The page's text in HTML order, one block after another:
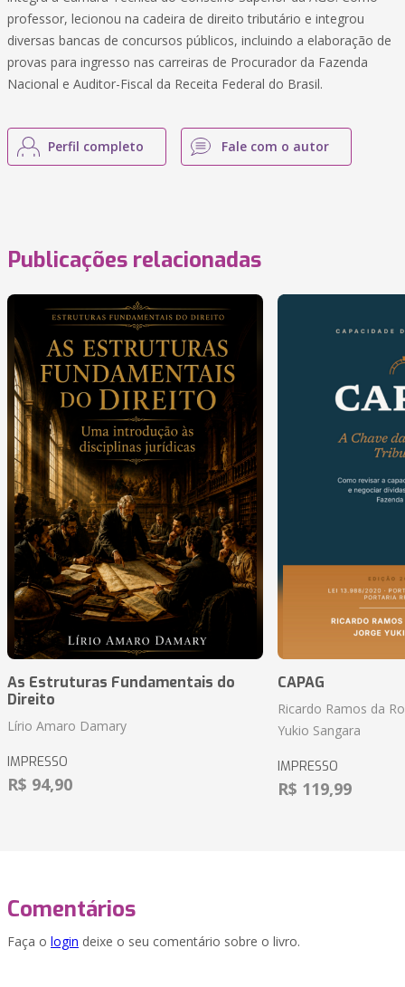
professor, lecionou na cadeira de direito tributário e integrou
diversas bancas de concursos públicos, incluindo a elaboração de
provas para ingresso nas carreiras de Procurador da Fazenda
Nacional e Auditor-Fiscal da Receita Federal do Brasil.
Perfil completo Fale com o autor
Publicações relacionadas
As Estruturas Fundamentais do
Direito
Lírio Amaro Damary
IMPRESSO
R$ 94,90
CAPAG
Ricardo Ramos da
Yukio Sangara
IMPRESSO
R$ 119,99
Comentários
Faça o login deixe o seu comentário sobre o livro.